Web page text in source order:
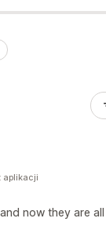
now they are
aplikacji